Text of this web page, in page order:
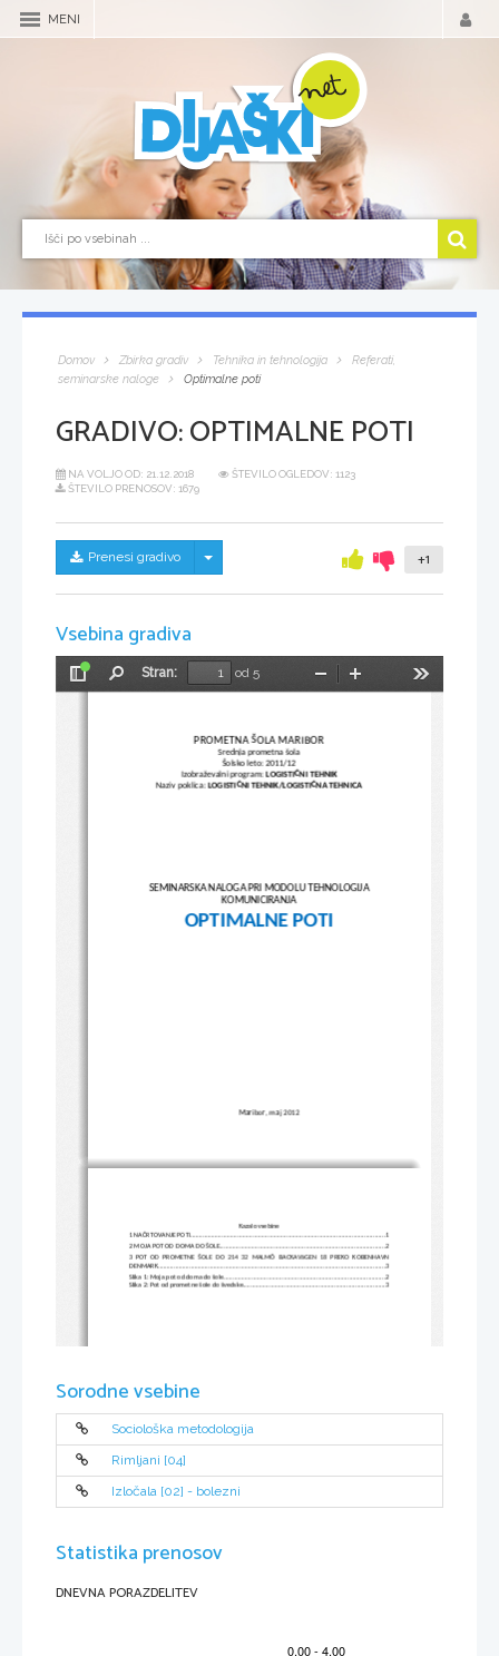
MENI
Domov Zbirka gradiv Tehnika in tehnologija
Referati,
seminarske naloge
Optimalne poti
GRADIVO:OPTIMALNE POTI
NA VOLJO OD: 21.12.2018
ŠTEVILO OGLEDOV: 1123
ŠTEVILO PRENOSOV: 1679
Prenesi gradivo Skrij/prikaži meni +1
Vsebina gradiva
Preklopi
Stran:
od 5
Pomanjšaj
PROMETNA ŠOLA MARIBOR
Srednja prometna šola
Šolsko leto: 2011/12
Izobraževalni program: LOGISTIČNI TEHNIK
Naziv poklica: LOGISTIČNI TEHNIK/LOGISTIČNA TEHNICA
SEMINARSKA NALOGA PRI MODOLU TEHNOLOGIJA
KOMUNICIRANJA
OPTIMALNE POTI
Maribor, maj 2012
Kazalo vsebine
1 NAČRTOVANJE POTI .................................................................................................................1
2 MOJA POT OD DOMA DO ŠOLE................................................................................................2
3 POT OD PROMETNE ŠOLE DO 214 32 MALMÖ BACKAVäGEN 18 PREKO KOBENHAVN
DENMARK....................................................................................................................................3
Slika 1: Moja pot od doma do šole..............................................................................................2
Slika 2: Pot od prometne šole do švedske..................................................................................3
Sorodne vsebine
Sociološka metodologija
Rimljani [04]
Izločala [02] - bolezni
Statistika prenosov
DNEVNA PORAZDELITEV